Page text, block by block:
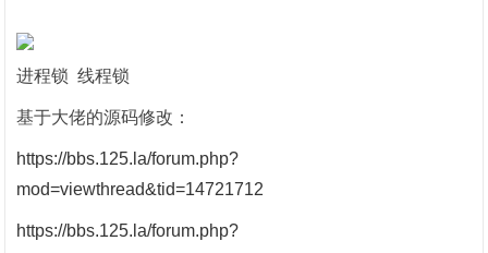
进程锁 线程锁
基于大佬的源码修改：
https://bbs.125.la/forum.php?
mod=viewthread&tid=14721712
https://bbs.125.la/forum.php?